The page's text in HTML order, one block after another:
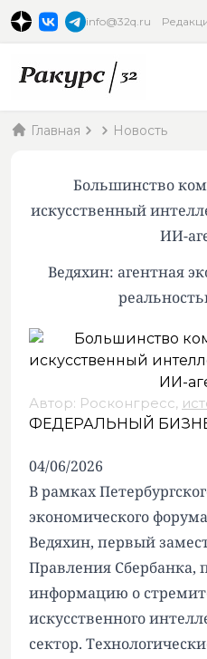
info@32q.ru
Главная Новость
Большинство
искусственный
ИИ-
Ведяхин: агентная
Автор: Росконгресс,
ФЕДЕРАЛЬНЫЙ
04/06/2026
В рамках
экономического
Ведяхин, первый
Правления Сбербанка,
информацию о
искусственного
сектор.